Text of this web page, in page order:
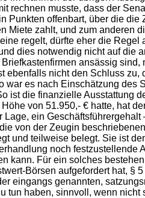
rechnen musste, dass der
offenbart, über die
Miete zahlt, und zum anderen
regelt, dürfte eher die
dies notwendig nicht auf die
ansässig
nicht den Schluss
es nach Einschätzung
ist die finanzielle Ausstattung
von 51.950,- € hatte, hat
ein
von der Zeugin
und teilweise belegt. Sie ist
noch
kann. Für ein solches
Börsen aufgefordert hat, §
eingangs genannten,
tun haben, sinnvoll, wenn nicht